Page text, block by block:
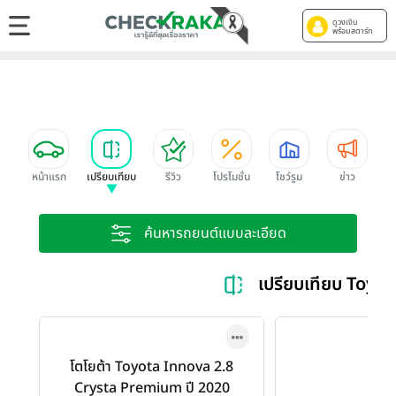
ดูวงเงิน
พร้อมสตาร์ท
หน้าแรก เปรียบเทียบ รีวิว โปรโมชั่น โชว์รูม ข่าว
ค้นหารถยนต์แบบละเอียด
เปรียบเทียบ
โตโยต้า Toyota Innova 2.8
Crysta Premium ปี 2020